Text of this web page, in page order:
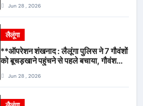
Jun 28 , 2026
लैलूंगा
**ऑपरेशन शंखनाद : लैलूंगा पुलिस ने 7 गौवंशों
को बूचड़खाने पहुंचने से पहले बचाया, गौवंश
Jun 28 , 2026